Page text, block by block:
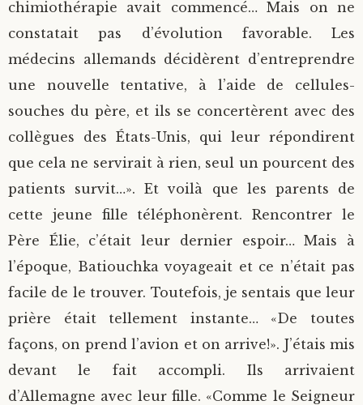
chimiothérapie avait commencé… Mais on ne
constatait pas d’évolution favorable. Les
médecins allemands décidèrent d’entreprendre
une nouvelle tentative, à l’aide de cellules-
souches du père, et ils se concertèrent avec des
collègues des États-Unis, qui leur répondirent
que cela ne servirait à rien, seul un pourcent des
patients survit…». Et voilà que les parents de
cette jeune fille téléphonèrent. Rencontrer le
Père Élie, c’était leur dernier espoir… Mais à
l’époque, Batiouchka voyageait et ce n’était pas
facile de le trouver. Toutefois, je sentais que leur
prière était tellement instante… «De toutes
façons, on prend l’avion et on arrive!». J’étais mis
devant le fait accompli. Ils arrivaient
d’Allemagne avec leur fille. «Comme le Seigneur